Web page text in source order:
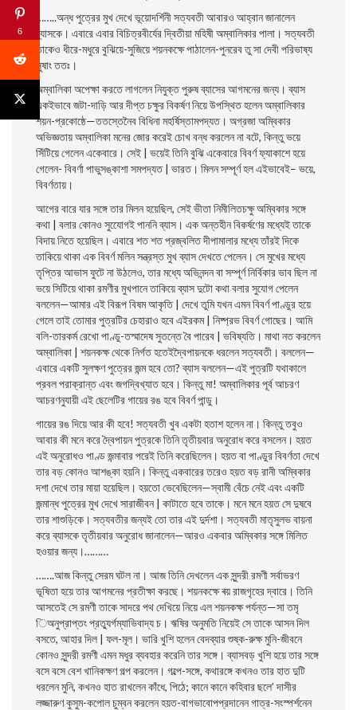
……..অন্ধ পুত্রের মুখ দেখে ভূয়ােদর্শিনী সত্যবতী আবারও আহ্বান জানালেন
ব্যাসকে। এবারে এবার বিচিত্রবীর্যের দ্বিতীয়া মহিষী অম্বালিকার পালা। সত্যবতী
তাকেও ধীরে-মধুরে বুঝিয়ে-সুজিয়ে শয়নকক্ষে পাঠালেন-পুনরেব তু সা দেবী পরিভাষ্য
সুষাং ততঃ।
অম্বালিকা অপেক্ষা করতে লাগলেন নিযুক্ত পুরুষ ব্যাসের আগমনের জন্য। ব্যাস
একইভাবে জটা-দাড়ি আর দীপ্ত চক্ষুর বিকর্ষণ নিয়ে উপস্থিত হলেন অম্বালিকার
শয়ন-প্রকোষ্ঠে—ততস্তেনৈব বিধিনা মহর্ষিস্তামপদ্যত। অগ্রজা অম্বিকার
অভিজ্ঞতায় অম্বালিকা মনের জোর করেই চোখ বন্ধ করলেন না বটে, কিন্তু ভয়ে
সিঁটিয়ে গেলেন একেবারে। সেই | ভয়েই তিনি বুঝি একেবারে বিবর্ণ ফ্যাকাশে হয়ে
গেলেন- বিবর্ণা পাভুসঙ্কাশা সমপদ্যত | ভারত। মিলন সম্পূর্ণ হল এইভাবেই– ভয়ে,
বিবর্ণতায়।
আগের বারে যার সঙ্গে তার মিলন হয়েছিল, সেই ভীতা নিমীলিতচক্ষু অম্বিকার সঙ্গে
কথা | বলার কোনও সুযোেগই পাননি ব্যাস। এক অন্তহীন বিকর্ষণের মধ্যেই তাকে
বিদায় নিতেহয়েছিল। এবারে শত শত প্রজ্বলিত দীপামালার মধ্যে তাঁরই দিকে
তাকিয়ে থাকা এক বিবর্ণ মলিন সন্ত্রস্ত মুখ ব্যাস দেখতে পেলেন। সে মুখের মধ্যে
তৃপ্তির আভাস ফুটে না উঠলেও, তার মধ্যে অভিনন্দন বা সম্পূর্ণ নির্বিকার ভাব ছিল না
ভয়ে সিটিয়ে থাকা রমণীর মুখপানে তাকিয়ে ব্যাস দুটো কথা বলার সুযােগ পেলেন
বললেন—আমার এই বিরূপ বিষম আকৃতি | দেখে তুমি যখন এমন বিবর্ণ পাণ্ডুর হয়ে
গেলে তাই তােমার পুত্রটির চেহারাও হবে এইরকম | নিষ্প্রভ বিবর্ণ গােছের। আমি
বলি-তারকর্ম রেখাে পাণ্ডু-তস্মাদেষ সুতন্তে বৈ পারেব | ভবিষ্যতি। মাথা নত করলেন
অম্বালিকা | শয়নকক্ষ থেকে নির্গত হতেইদ্বৈপায়নকে ধরলেন সত্যবতী। বললেন—
এবারে একটি সুলক্ষণ পুত্রের জন্ম হবে তাে? ব্যাস বললেন—এই পুত্রটি যথাকালে
প্রবল পরাক্রান্ত এবং জগদ্বিখ্যাত হবে। কিন্তু মা! অম্বালিকার পূর্ব আচরণ
আচরণনুযায়ী এই ছেলেটির গায়ের রঙ হবে বিবর্ণ পান্ডু।
গায়ের রঙ দিয়ে আর কী হবে! সত্যবতী খুব একটা হতাশ হলেন না। কিন্তু তবুও
আবার কী মনে করে দ্বৈপায়ন পুত্রকে তিনি তৃতীয়বার অনুরােধ করে বসলেন। হয়ত
এই অনুরােধও পাণ্ড জন্মাবার পরেই তিনি করেছিলেন। হয়ত বা পাণ্ডুর বিবর্ণতা দেখে
তার বড় কোনও আশঙ্কা হয়নি। কিন্তু একবারের তরেও হয়ত বড় রানী অম্বিকার
দশা দেখে তার মায়া হয়েছিল। হয়তাে ভেবেছিলেন—স্বামী বেঁচে নেই এবং একটি
জন্মান্ধ পুত্রের মুখ দেখে সারাজীবন | কাটাতে হবে তাকে। মনে মনে হয়ত সে দুষবে
তার শাশুড়িকে। সত্যবতীর জন্যই তাে তার এই দুর্দশা। সত্যবতী মাতৃসুলভ বায়না
করে ব্যাসকে তৃতীয়বার অনুরােধ জানালেন—আরও একবার অম্বিকার সঙ্গে মিলিত
হওয়ার জন্য।………
…….আজ কিন্তু সেরম ঘটল না। আজ তিনি দেখলেন এক সুন্দরী রমণী সর্বাভরণ
ভূষিতা হয়ে তার আগমনের প্রতীক্ষা করছে। শয়নকক্ষে ৰয় রাজগৃহের দ্বারে। তিনি
আসতেই সে রমণী তাকে সাদরে পথ দেখিয়ে নিয়ে এল শয়নকক্ষ পর্যন্ত—সা তমৃ
িঅনুপ্রাপ্তং প্রত্যুৰ্গম্যাভিবাদ্য চ। ঋষির অনুমতি নিয়েই সে তাকে আসন দিল
বসতে, আহার দিল | ফল-মূল। ভারি খুশি হলেন বেদব্যার শুষ্ক-রুক্ষ মুনি-জীবনে
কোনও সুন্দরী রমণী এমন মধুর ব্যবহার করেনি তার সঙ্গে। ব্যাসবড় খুশি হয়ে তার সঙ্গে
বসে বসে বেশ খানিকক্ষণ গল্প করলেন। গল্পে-সঙ্গে, কথারঙ্গে কখনও তার হাত দুটি
ধরলেন মুনি, কখনও হাত রাখলেন কাঁধে, পিঠে; কানে কানে কহিবার ছলে’ দাসীর
লজ্জারুণ কুসুম-কপােল চুম্বন করলেন হয়ত-বাগভাবােপপ্রদানেন গাত্র-সংস্পর্শনেন
6